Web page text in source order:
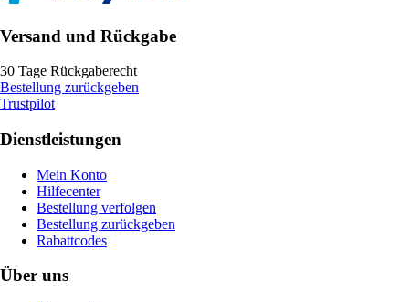
Versand und Rückgabe
30 Tage Rückgaberecht
Bestellung zurückgeben
Trustpilot
Dienstleistungen
Mein Konto
Hilfecenter
Bestellung verfolgen
Bestellung zurückgeben
Rabattcodes
Über uns